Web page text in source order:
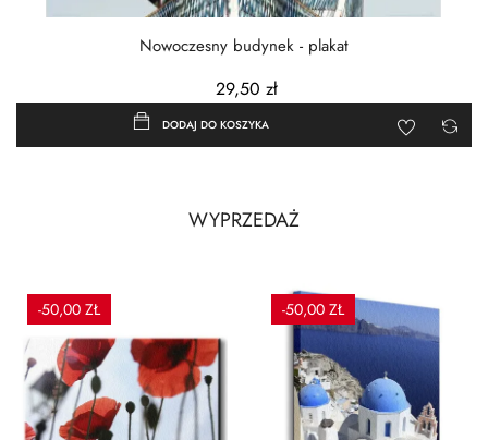
Nowoczesny budynek - plakat
29,50 zł
DODAJ DO KOSZYKA
WYPRZEDAŻ
-50,00 ZŁ -50,00 ZŁ